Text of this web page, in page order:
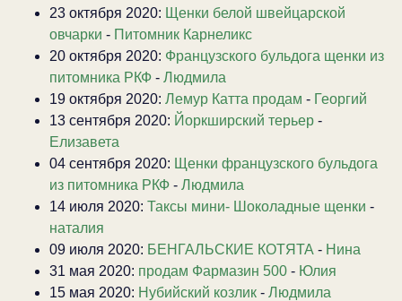
23 октября 2020: Щенки белой швейцарской
овчарки - Питомник Карнеликс
20 октября 2020: Французского бульдога щенки из
питомника РКФ - Людмила
19 октября 2020: Лемур Катта продам - Георгий
13 сентября 2020: Йоркширский терьер -
Елизавета
04 сентября 2020: Щенки французского бульдога
из питомника РКФ - Людмила
14 июля 2020: Таксы мини- Шоколадные щенки -
наталия
09 июля 2020: БЕНГАЛЬСКИЕ КОТЯТА - Нина
31 мая 2020: продам Фармазин 500 - Юлия
15 мая 2020: Нубийский козлик - Людмила